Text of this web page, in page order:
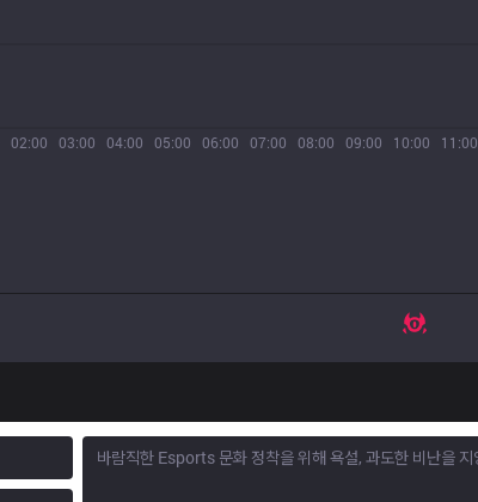
02:00 03:00 04:00 05:00 06:00 07:00 08:00 09:00 10:00 11:00